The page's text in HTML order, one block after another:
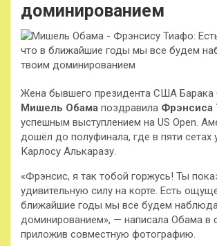
доминированием
Жена бывшего президента США
Мишель Обама поздравила Фрэнсиса
успешным выступлением на US Open.
дошёл до полуфинала, где в пяти сетах
Карлосу Алькаразу.
«Фрэнсис, я так тобой горжусь! Ты
удивительную силу на корте. Есть
ближайшие годы мы все будем
доминированием», — написала Обама в
приложив совместную фотографию.